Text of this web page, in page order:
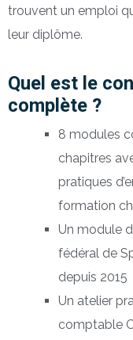
trouvent un emploi
leur diplôme.
Quel est le
complète ?
8 modules
chapitres
pratiques
formation
Un module
fédéral de
depuis 2015
Un atelier
comptable